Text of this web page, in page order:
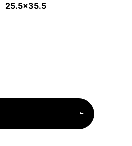
25.5×35.5